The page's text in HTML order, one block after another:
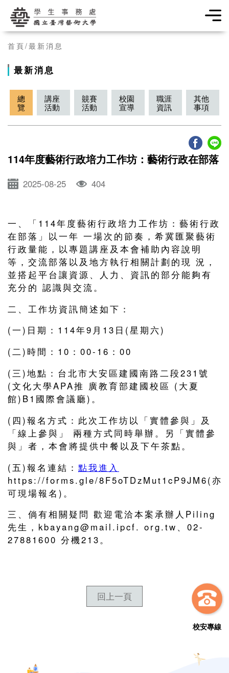
學生事務處
首頁 最新消息
最新消息
總
覽
講座
活動
竸賽
活動
校園
宣導
職涯
資訊
其他
事項
114年度藝術行政培力工作坊：藝術行政在部落
2025-08-25 404
一、「114年度藝術行政培力工作坊：藝術行政
在部落」以一年 一場次的節奏，希冀匯聚藝術
行政量能，以專題講座及本會補助內容說明
等，交流部落以及地方執行相關計劃的現 況，
並搭起平台讓資源、人力、資訊的部分能夠有
充分的 認識與交流。
二、工作坊資訊簡述如下：
(一)日期：114年9月13日(星期六)
(二)時間：10：00-16：00
(三)地點：台北市大安區建國南路二段231號
(文化大學APA推 廣教育部建國校區 (大夏
館)B1國際會議廳)。
(四)報名方式：此次工作坊以「實體參與」及
「線上參與」 兩種方式同時舉辦。另「實體參
與」者，本會將提供中餐以及下午茶點。
(五)報名連結： 點我進入
https://forms.gle/8F5oTDzMut1cP9JM6(亦
可現場報名)。
三、倘有相關疑問 歡迎電洽本案承辦人Piling
先生，kbayang@mail.ipcf. org.tw、02-
27881600 分機213。
回上一頁
校安專線